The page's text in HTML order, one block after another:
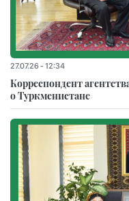
27.07.26 - 12:34
Корреспондент
о Туркменистане